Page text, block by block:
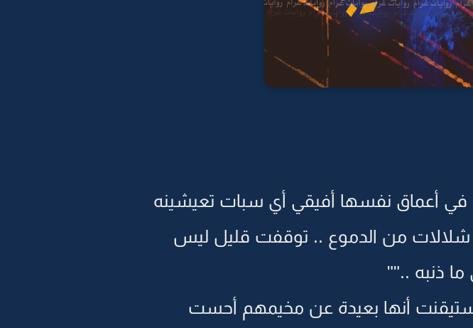
أعماق نفسها أفيقي أي سبات تعيشينه
شلالات من الدموع .. توقفت قليل ليس
ذنبه ..""
أنها بعيدة عن مخيمهم أحست